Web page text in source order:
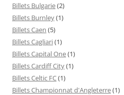
Billets Bulgarie(2)
Billets Burnley(1)
Billets Caen (5)
Billets Cagliari(1)
Billets Capital One(1)
Billets Cardiff City(1)
Billets Celtic FC(1)
Billets Championnat d'Angleterre(1)